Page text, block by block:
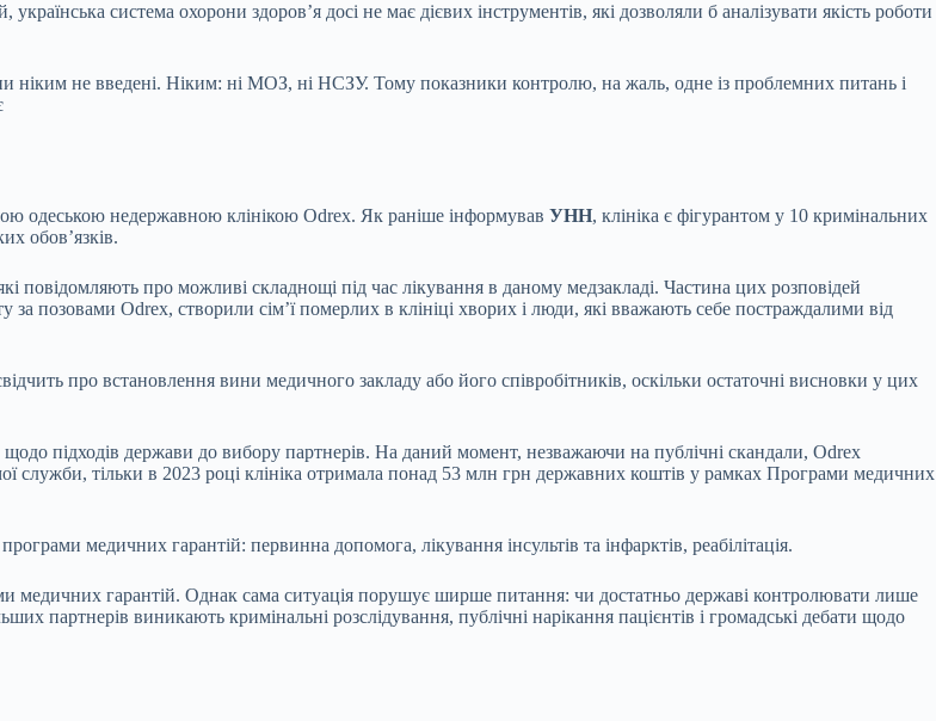
система охорони здоровʼя досі не має дієвих інструментів, які дозволяли б аналізувати якість роботи
ніким не введені. Ніким: ні МОЗ, ні НСЗУ. Тому показники контролю, на жаль, одне із проблемних питань і
одеською недержавною клінікою Odrex. Як раніше інформував УНН, клініка є фігурантом у 10 кримінальних
обов’язків.
повідомляють про можливі складнощі під час лікування в даному медзакладі. Частина цих розповідей
позовами Odrex, створили сім’ї померлих в клініці хворих і люди, які вважають себе постраждалими від
про встановлення вини медичного закладу або його співробітників, оскільки остаточні висновки у цих
підходів держави до вибору партнерів. На даний момент, незважаючи на публічні скандали, Odrex
служби, тільки в 2023 році клініка отримала понад 53 млн грн державних коштів у рамках Програми медичних
медичних гарантій: первинна допомога, лікування інсультів та інфарктів, реабілітація.
гарантій. Однак сама ситуація порушує ширше питання: чи достатньо державі контролювати лише
партнерів виникають кримінальні розслідування, публічні нарікання пацієнтів і громадські дебати щодо